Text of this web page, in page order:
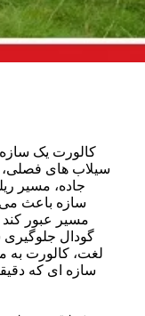
کالورت یک
سیلاب‌ های فصلی،
جاده، مسیر
سازه باعث می
مسیر عبور
گودال
لغت، کالورت به
سازه ای که